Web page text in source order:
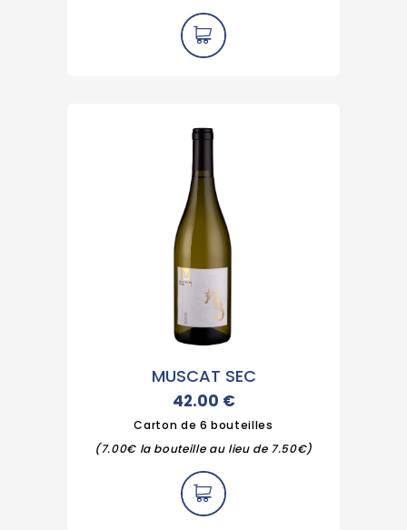
MUSCAT SEC
42.00 €
Carton de 6 bouteilles
(7.00€ la bouteille au lieu de 7.50€)